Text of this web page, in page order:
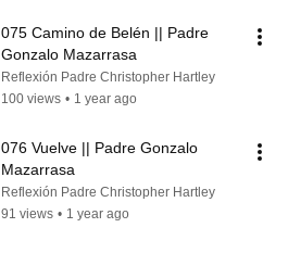
075 Camino de Belén || Padre
Gonzalo Mazarrasa
Reflexión Padre Christopher Hartley
100 views • 1 year ago
076 Vuelve || Padre Gonzalo
Mazarrasa
Reflexión Padre Christopher Hartley
91 views • 1 year ago